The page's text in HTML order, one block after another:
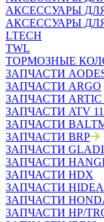
АКСЕССУАРЫ
АКСЕССУАРЫ
LTECH
TWL
ТОРМОЗНЫЕ
ЗАПЧАСТИ
ЗАПЧАСТИ ARGO
ЗАПЧАСТИ ARTIC
ЗАПЧАСТИ ATV
ЗАПЧАСТИ
ЗАПЧАСТИ BRP
ЗАПЧАСТИ
ЗАПЧАСТИ
ЗАПЧАСТИ HDX
ЗАПЧАСТИ HIDEA
ЗАПЧАСТИ
ЗАПЧАСТИ HP/